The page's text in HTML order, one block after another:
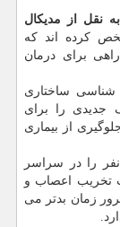
نقل از مدیكال
كرده اند كه
برای درمان
شناسی ساختاری
جدیدی را برای
از بیماری
كه بیش از ۱۰ میلیون نفر را در سراسر
تخریب اعصاب و
زمان بدتر می